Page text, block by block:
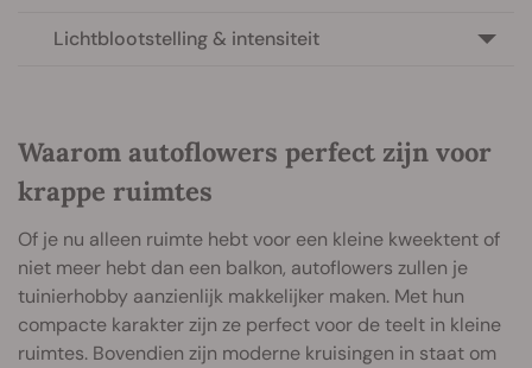
Lichtblootstelling & intensiteit
Waarom autoflowers perfect zijn voor
krappe ruimtes
Of je nu alleen ruimte hebt voor een kleine kweektent of
niet meer hebt dan een balkon, autoflowers zullen je
tuinierhobby aanzienlijk makkelijker maken. Met hun
compacte karakter zijn ze perfect voor de teelt in kleine
ruimtes. Bovendien zijn moderne kruisingen in staat om